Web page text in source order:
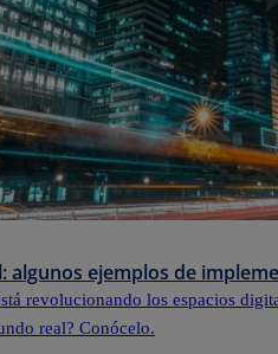
ejemplos de
revolucionando los espacios
real? Conócelo.